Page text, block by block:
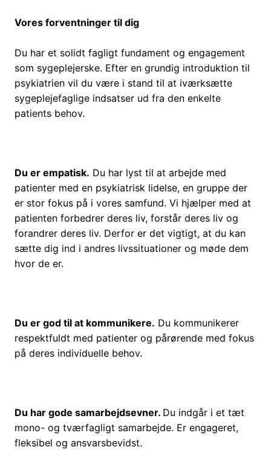
Vores forventninger til dig
Du har et solidt fagligt fundament og engagement
som sygeplejerske. Efter en grundig introduktion til
psykiatrien vil du være i stand til at iværksætte
sygeplejefaglige indsatser ud fra den enkelte
patients behov.
Du er empatisk. Du har lyst til at arbejde med
patienter med en psykiatrisk lidelse, en gruppe der
er stor fokus på i vores samfund. Vi hjælper med at
patienten forbedrer deres liv, forstår deres liv og
forandrer deres liv. Derfor er det vigtigt, at du kan
sætte dig ind i andres livssituationer og møde dem
hvor de er.
Du er god til at kommunikere. Du kommunikerer
respektfuldt med patienter og pårørende med fokus
på deres individuelle behov.
Du har gode samarbejdsevner. Du indgår i et tæt
mono- og tværfagligt samarbejde. Er engageret,
fleksibel og ansvarsbevidst.